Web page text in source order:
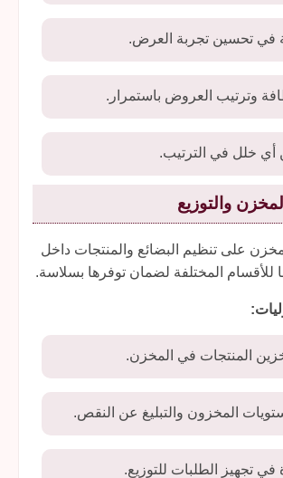
في تحسين تجربة العرض.
وترتيب العروض باستمرار.
أي خلل في الترتيب.
على تنظيم البضائع والمنتجات داخل
للأقسام المختلفة لضمان توفرها بسلاسة.
المنتجات في المخزن.
المخزون والتبليغ عن النقص.
في تجهيز الطلبات للتوزيع.